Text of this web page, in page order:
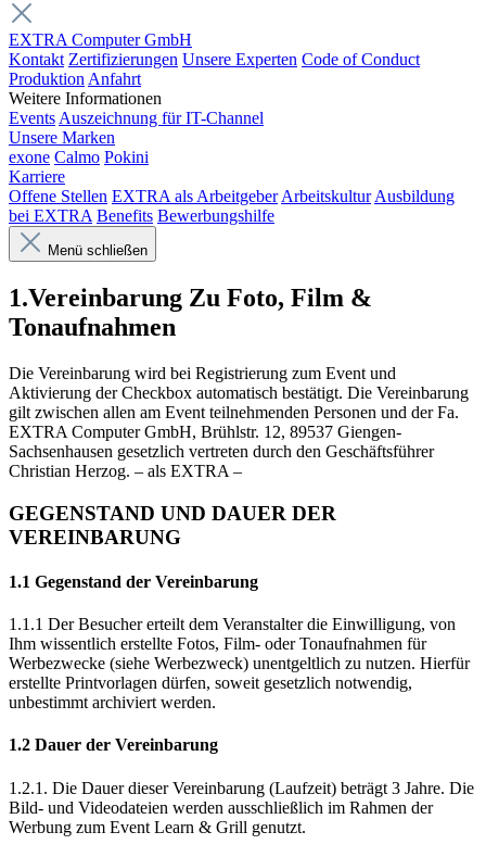
EXTRA Computer GmbH
Kontakt Zertifizierungen Unsere Experten Code of Conduct
Produktion Anfahrt
Weitere Informationen
Events Auszeichnung für IT-Channel
Unsere Marken
exone Calmo Pokini
Karriere
Offene Stellen EXTRA als Arbeitgeber Arbeitskultur Ausbildung
bei EXTRA Benefits Bewerbungshilfe
Menü schließen
1.Vereinbarung Zu Foto, Film &
Tonaufnahmen
Die Vereinbarung wird bei Registrierung zum Event und
Aktivierung der Checkbox automatisch bestätigt. Die Vereinbarung
gilt zwischen allen am Event teilnehmenden Personen und der Fa.
EXTRA Computer GmbH, Brühlstr. 12, 89537 Giengen-
Sachsenhausen gesetzlich vertreten durch den Geschäftsführer
Christian Herzog. – als EXTRA –
GEGENSTAND UND DAUER DER
VEREINBARUNG
1.1 Gegenstand der Vereinbarung
1.1.1 Der Besucher erteilt dem Veranstalter die Einwilligung, von
Ihm wissentlich erstellte Fotos, Film- oder Tonaufnahmen für
Werbezwecke (siehe Werbezweck) unentgeltlich zu nutzen. Hierfür
erstellte Printvorlagen dürfen, soweit gesetzlich notwendig,
unbestimmt archiviert werden.
1.2 Dauer der Vereinbarung
1.2.1. Die Dauer dieser Vereinbarung (Laufzeit) beträgt 3 Jahre. Die
Bild- und Videodateien werden ausschließlich im Rahmen der
Werbung zum Event Learn & Grill genutzt.